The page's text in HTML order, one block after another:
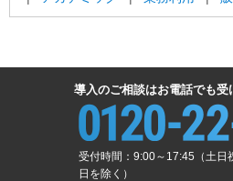
導入のご相談はお電話でも受
受付時間：9:00～17:45（土日
日を除く）